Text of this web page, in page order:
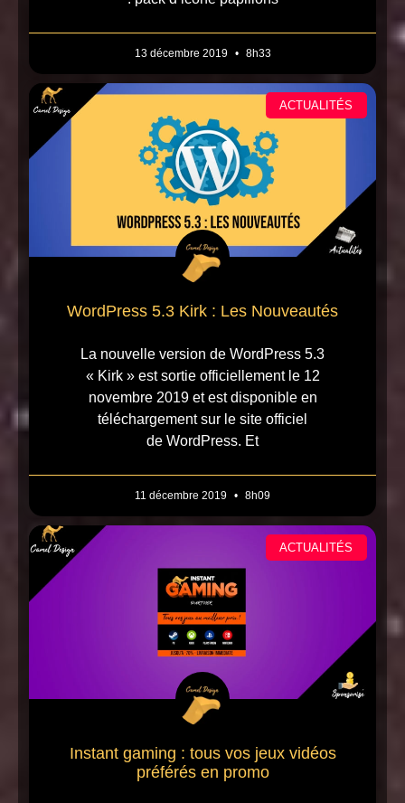
13 décembre 2019 8h33
ACTUALITÉS
WordPress 5.3 Kirk : Les Nouveautés
La nouvelle version de WordPress 5.3
« Kirk » est sortie officiellement le 12
novembre 2019 et est disponible en
téléchargement sur le site officiel
de WordPress. Et
11 décembre 2019 8h09
ACTUALITÉS
Instant gaming : tous vos jeux vidéos
préférés en promo